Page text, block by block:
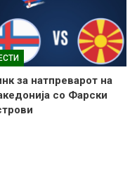
за натпреварот на
со Фарски